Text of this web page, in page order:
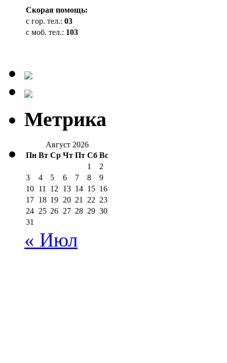
Cкорая помощь:
с гор. тел.: 03
с моб. тел.: 103
Метрика
Август 2026
Пн Вт Ср Чт Пт Сб Вс
1
2
3
4 5 6 7 8
9
10 11 12 13 14 15 16
17 18 19 20 21 22 23
24 25 26 27 28 29 30
31
« Июл